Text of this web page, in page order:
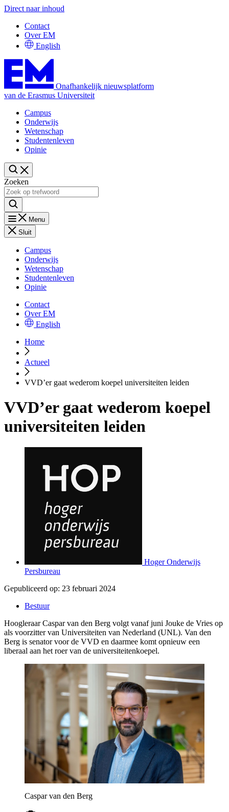
Direct naar inhoud
Contact
Over EM
English
Onafhankelijk nieuwsplatform
van de Erasmus Universiteit
Campus
Onderwijs
Wetenschap
Studentenleven
Opinie
Zoeken
Menu
Sluit
Campus
Onderwijs
Wetenschap
Studentenleven
Opinie
Contact
Over EM
English
Home
Actueel
VVD’er gaat wederom koepel universiteiten leiden
VVD’er gaat wederom koepel
universiteiten leiden
Hoger Onderwijs
Persbureau
Gepubliceerd op: 23 februari 2024
Bestuur
Hoogleraar Caspar van den Berg volgt vanaf juni Jouke de Vries op
als voorzitter van Universiteiten van Nederland (UNL). Van den
Berg is senator voor de VVD en daarmee komt opnieuw een
liberaal aan het roer van de universiteitenkoepel.
Caspar van den Berg